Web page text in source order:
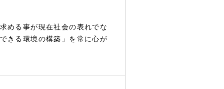
める事が現在社会の表れでな
きる環境の構築」を常に心が